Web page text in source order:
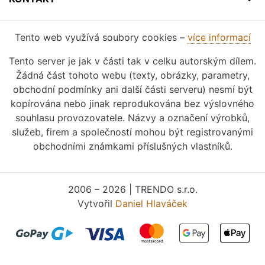
Tento web využívá soubory cookies – více informací
Tento server je jak v části tak v celku autorským dílem.
Žádná část tohoto webu (texty, obrázky, parametry,
obchodní podmínky ani další části serveru) nesmí být
kopírována nebo jinak reprodukována bez výslovného
souhlasu provozovatele. Názvy a označení výrobků,
služeb, firem a společností mohou být registrovanými
obchodními známkami příslušných vlastníků.
2006 – 2026 | TRENDO s.r.o.
Vytvořil Daniel Hlaváček